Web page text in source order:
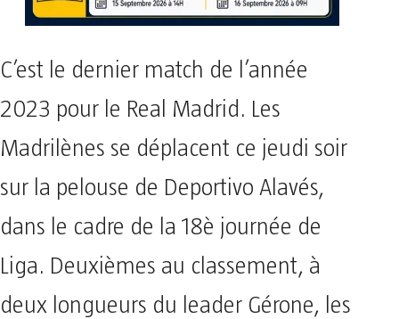
C’est le dernier match de l’année
2023 pour le Real Madrid. Les
Madrilènes se déplacent ce jeudi soir
sur la pelouse de Deportivo Alavés,
dans le cadre de la 18è journée de
Liga. Deuxièmes au classement, à
deux longueurs du leader Gérone, les